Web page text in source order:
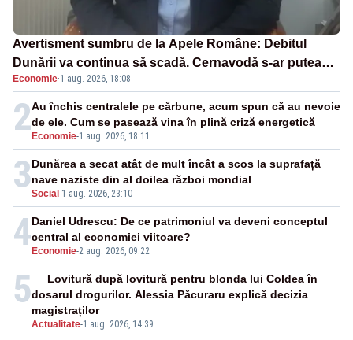
Avertisment sumbru de la Apele Române: Debitul
Dunării va continua să scadă. Cernavodă s-ar putea
închide în 4 zile
Economie·1 aug. 2026, 18:08
2 Economie-1 aug. 2026, 18:11
Au închis centralele pe cărbune, acum spun că au nevoie
de ele. Cum se pasează vina în plină criză energetică
3Social -1 aug. 2026, 23:10
Dunărea a secat atât de mult încât a scos la suprafață
nave naziste din al doilea război mondial
4 Economie-2 aug. 2026, 09:22
Daniel Udrescu: De ce patrimoniul va deveni conceptul
central al economiei viitoare?
5
Actualitate-1 aug. 2026, 14:39
Lovitură după lovitură pentru blonda lui Coldea în
dosarul drogurilor. Alessia Păcuraru explică decizia
magistraților